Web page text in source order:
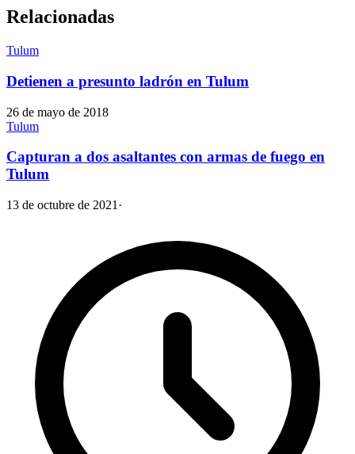
Relacionadas
Tulum
Detienen a presunto ladrón en Tulum
26 de mayo de 2018
Tulum
Capturan a dos asaltantes con armas de fuego en
Tulum
13 de octubre de 2021 ·